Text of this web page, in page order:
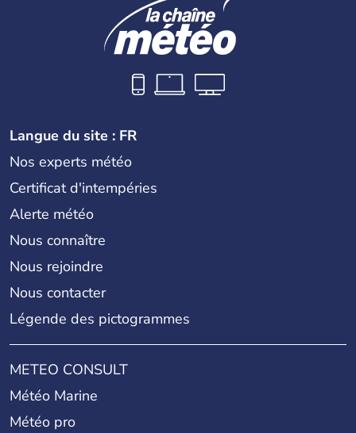
Langue du site : FR
Nos experts météo
Certificat d'intempéries
Alerte météo
Nous connaître
Nous rejoindre
Nous contacter
Légende des pictogrammes
METEO CONSULT
Météo Marine
Météo pro